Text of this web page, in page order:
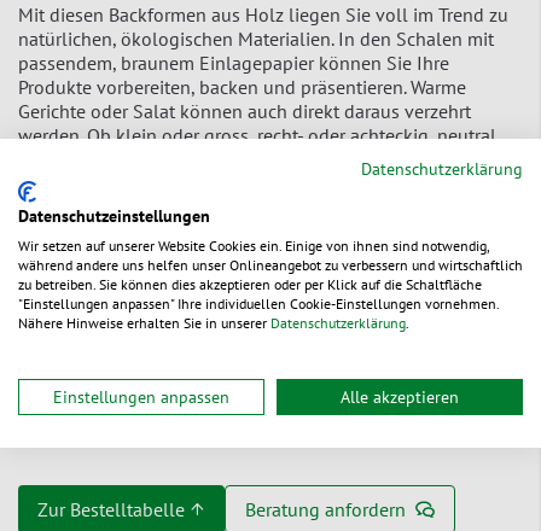
Mit diesen Backformen aus Holz liegen Sie voll im Trend zu
natürlichen, ökologischen Materialien. In den Schalen mit
passendem, braunem Einlagepapier können Sie Ihre
Produkte vorbereiten, backen und präsentieren. Warme
Gerichte oder Salat können auch direkt daraus verzehrt
werden. Ob klein oder gross, recht- oder achteckig, neutral
oder individuell bedruckt – Sie haben die Wahl.
ausgeschältem, unbehandelten Pappelholz «Aspe»
absolut dichtes Einlagepapier– auf beiden Seiten
silikonisiert
geeignet für Tiefkühler, Mikrowelle und Backofen
usw.
biologisch abbaubar (ausgn. Einlagepapier)
Zur Bestelltabelle ↑ Beratung anfordern
Datenschutzerklärung
Datenschutzeinstellungen
Wir setzen auf unserer Website Cookies ein. Einige von ihnen sind notwendig,
während andere uns helfen unser Onlineangebot zu verbessern und wirtschaftlich
zu betreiben. Sie können dies akzeptieren oder per Klick auf die Schaltfläche
"Einstellungen anpassen" Ihre individuellen Cookie-Einstellungen vornehmen.
Nähere Hinweise erhalten Sie in unserer Datenschutzerklärung.
Einstellungen anpassen Alle akzeptieren